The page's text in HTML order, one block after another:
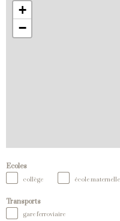
+
−
Ecoles
collège école maternelle
Transports
gare ferroviaire